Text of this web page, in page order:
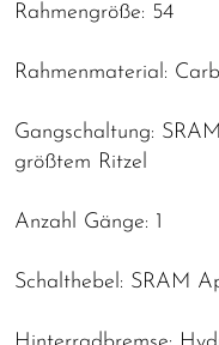
Rahmengröße: 54
Rahmenmaterial:
Gangschaltung:
größtem Ritzel
Anzahl Gänge: 1
Schalthebel: SRAM